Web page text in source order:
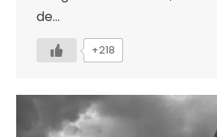
de…
+218